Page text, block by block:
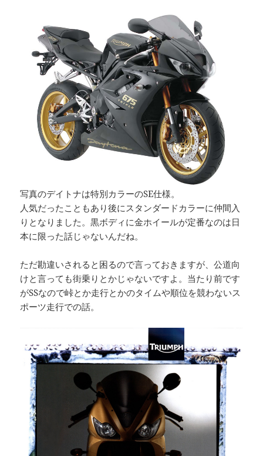
写真のデイトナは特別カラーのSE仕様。
人気だったこともあり後にスタンダードカラーに仲間入
りとなりました。黒ボディに金ホイールが定番なのは日
本に限った話じゃないんだね。
ただ勘違いされると困るので言っておきますが、公道向
けと言っても街乗りとかじゃないですよ。当たり前です
がSSなので峠とか走行とかのタイムや順位を競わないス
ポーツ走行での話。